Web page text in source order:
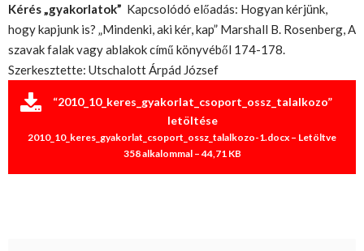
Kérés „gyakorlatok” Kapcsolódó előadás: Hogyan kérjünk,
hogy kapjunk is? „Mindenki, aki kér, kap” Marshall B. Rosenberg, A
szavak falak vagy ablakok című könyvéből 174-178.
Szerkesztette: Utschalott Árpád József
“2010_10_keres_gyakorlat_csoport_ossz_talalkozo”
letöltése
2010_10_keres_gyakorlat_csoport_ossz_talalkozo-1.docx – Letöltve
358 alkalommal – 44,71 KB